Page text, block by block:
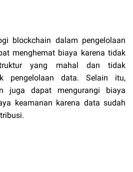
blockchain dalam pengelolaan
menghemat biaya karena tidak
yang mahal dan tidak
pengelolaan data. Selain itu,
juga dapat mengurangi biaya
keamanan karena data sudah